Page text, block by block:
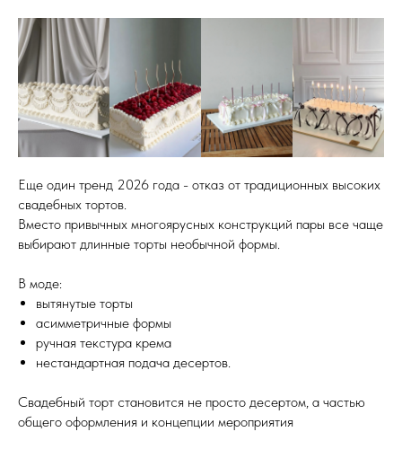
Еще один тренд 2026 года - отказ от традиционных высоких
свадебных тортов.
Вместо привычных многоярусных конструкций пары все чаще
выбирают длинные торты необычной формы.
В моде:
вытянутые торты
асимметричные формы
ручная текстура крема
нестандартная подача десертов.
Свадебный торт становится не просто десертом, а частью
общего оформления и концепции мероприятия